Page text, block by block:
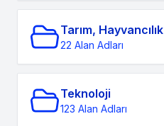
Tarım, Hayvancılık
22 Alan Adları
Teknoloji
123 Alan Adları